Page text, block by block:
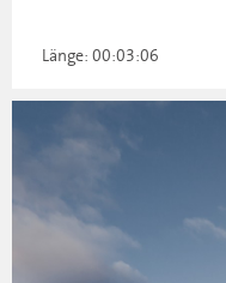
Länge: 00:03:06